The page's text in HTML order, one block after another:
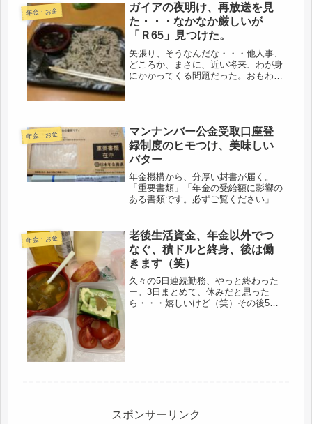
一日働いてからの夜なべ仕事、疲れま
すか...
年金・お金
ガイアの夜明け、再放送を見
た・・・なかなか厳しいが
「Ｒ65」見つけた。
矢張り、そうなんだな・・・他人事、
どころか、まさに、近い将来、わが身
にかかってくる問題だった。おもわ
の生...
年金・お金
マンナンバー公金受取口座登
録制度のヒモつけ、美味しい
バター
年金機構から、分厚い封書が届く。
「重要書類」「年金の受給額に影響の
ある書類です。必ずご覧ください」大
の受給額に影響のある書類です」とい
うので、一応目を通すことに。でも、
扶養...
年金・お金
老後生活資金、年金以外でつ
なぐ、積ドルと終身、後は働
きます（笑）
久々の5日連続勤務、やっと終わった
ー。3日まとめて、休みだと思った
ら・・・嬉しいけど（笑）その後5日
スポンサーリンク